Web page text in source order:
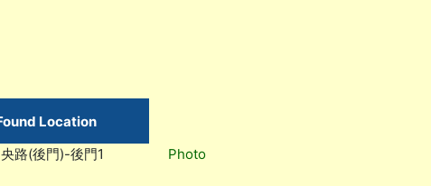
Location
路(後門)-後門1 Photo